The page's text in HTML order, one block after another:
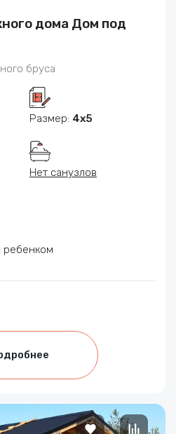
дома Дом под
бруса
Размер: 4x5
Нет санузлов
ребенком